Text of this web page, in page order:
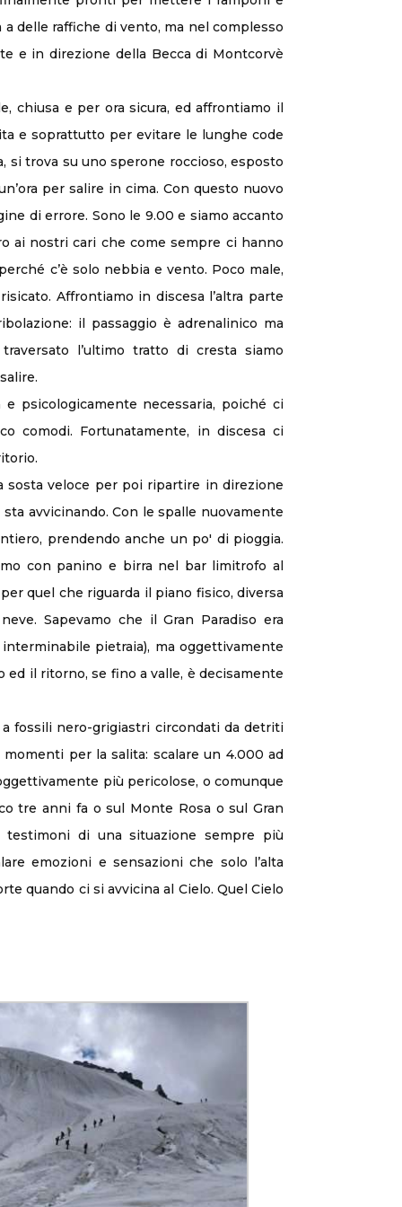
delle raffiche di vento, ma nel complesso
e in direzione della Becca di Montcorvè
chiusa e per ora sicura, ed affrontiamo il
e soprattutto per evitare le lunghe code
si trova su uno sperone roccioso, esposto
per salire in cima. Con questo nuovo
di errore. Sono le 9.00 e siamo accanto
ai nostri cari che come sempre ci hanno
c’è solo nebbia e vento. Poco male,
Affrontiamo in discesa l’altra parte
il passaggio è adrenalinico ma
l’ultimo tratto di cresta siamo
psicologicamente necessaria, poiché ci
comodi. Fortunatamente, in discesa ci
sosta veloce per poi ripartire in direzione
avvicinando. Con le spalle nuovamente
prendendo anche un po' di pioggia.
con panino e birra nel bar limitrofo al
quel che riguarda il piano fisico, diversa
Sapevamo che il Gran Paradiso era
pietraia), ma oggettivamente
il ritorno, se fino a valle, è decisamente
fossili nero-grigiastri circondati da detriti
per la salita: scalare un 4.000 ad
più pericolose, o comunque
tre anni fa o sul Monte Rosa o sul Gran
testimoni di una situazione sempre più
emozioni e sensazioni che solo l’alta
quando ci si avvicina al Cielo. Quel Cielo